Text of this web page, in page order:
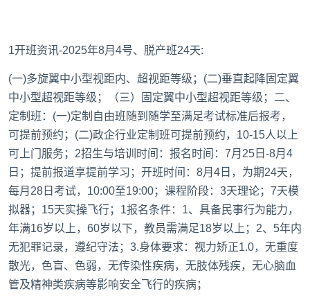
1开班资讯-2025年8月4号、脱产班24天:
(一)多旋翼中小型视距内、超视距等级；(二)垂直起降固定翼
中小型超视距等级；（三）固定翼中小型超视距等级；二、
定制班：(一)定制自由班随到随学至满足考试标准后报考，
可提前预约；(二)政企行业定制班可提前预约，10-15人以上
可上门服务；2招生与培训时间：报名时间：7月25日-8月4
日；提前报道享提前学习；开班时间：8月4日，为期24天，
每月28日考试，10:00至19:00；课程阶段：3天理论；7天模
拟器；15天实操飞行；1报名条件：1、具备民事行为能力，
年满16岁以上，60岁以下，教员需满足18岁以上；2、5年内
无犯罪记录，遵纪守法；3.身体要求：视力矫正1.0，无重度
散光，色盲、色弱，无传染性疾病，无肢体残疾，无心脑血
管及精神类疾病等影响安全飞行的疾病；